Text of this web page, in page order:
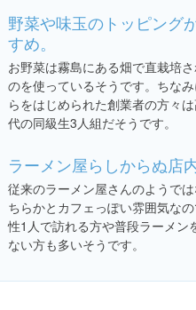
野菜や味玉のトッピング
すめ。
お野菜は霧島にある畑で直栽培
のを使っているそうです。ちな
らをはじめられた創業者の方々
代の同級生3人組だそうです。
ラーメン屋らしからぬ店内
従来のラーメン屋さんのようで
ちらかとカフェっぽい雰囲気な
性1人で訪れる方や普段ラーメン
ない方も多いそうです。